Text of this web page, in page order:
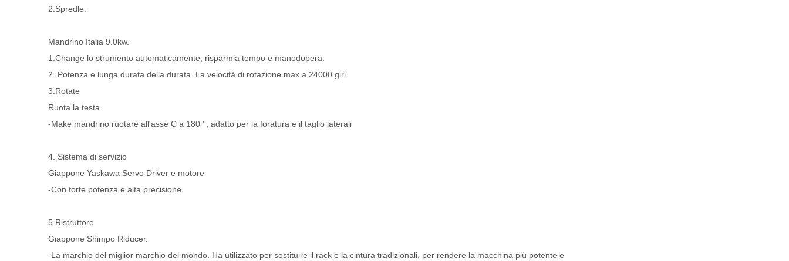
2.Spredle.
Mandrino Italia 9.0kw.
1.Change lo strumento automaticamente, risparmia tempo e manodopera.
2. Potenza e lunga durata della durata. La velocità di rotazione max a 24000 giri
3.Rotate
Ruota la testa
-Make mandrino ruotare all'asse C a 180 °, adatto per la foratura e il taglio laterali
4. Sistema di servizio
Giappone Yaskawa Servo Driver e motore
-Con forte potenza e alta precisione
5.Ristruttore
Giappone Shimpo Riducer.
-La marchio del miglior marchio del mondo. Ha utilizzato per sostituire il rack e la cintura tradizionali, per rendere la macchina più potente e